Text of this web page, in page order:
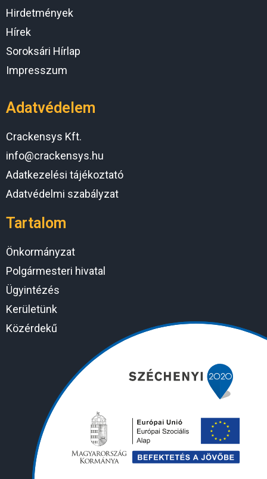
Hirdetmények
Hírek
Soroksári Hírlap
Impresszum
Adatvédelem
Crackensys Kft.
info@crackensys.hu
Adatkezelési tájékoztató
Adatvédelmi szabályzat
Tartalom
Önkormányzat
Polgármesteri hivatal
Ügyintézés
Kerületünk
Közérdekű